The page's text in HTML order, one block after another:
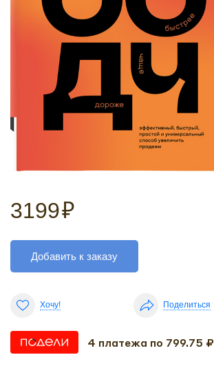
3199₽
Добавить к заказу
Хочу! Поделиться
4 платежа по 799.75 ₽